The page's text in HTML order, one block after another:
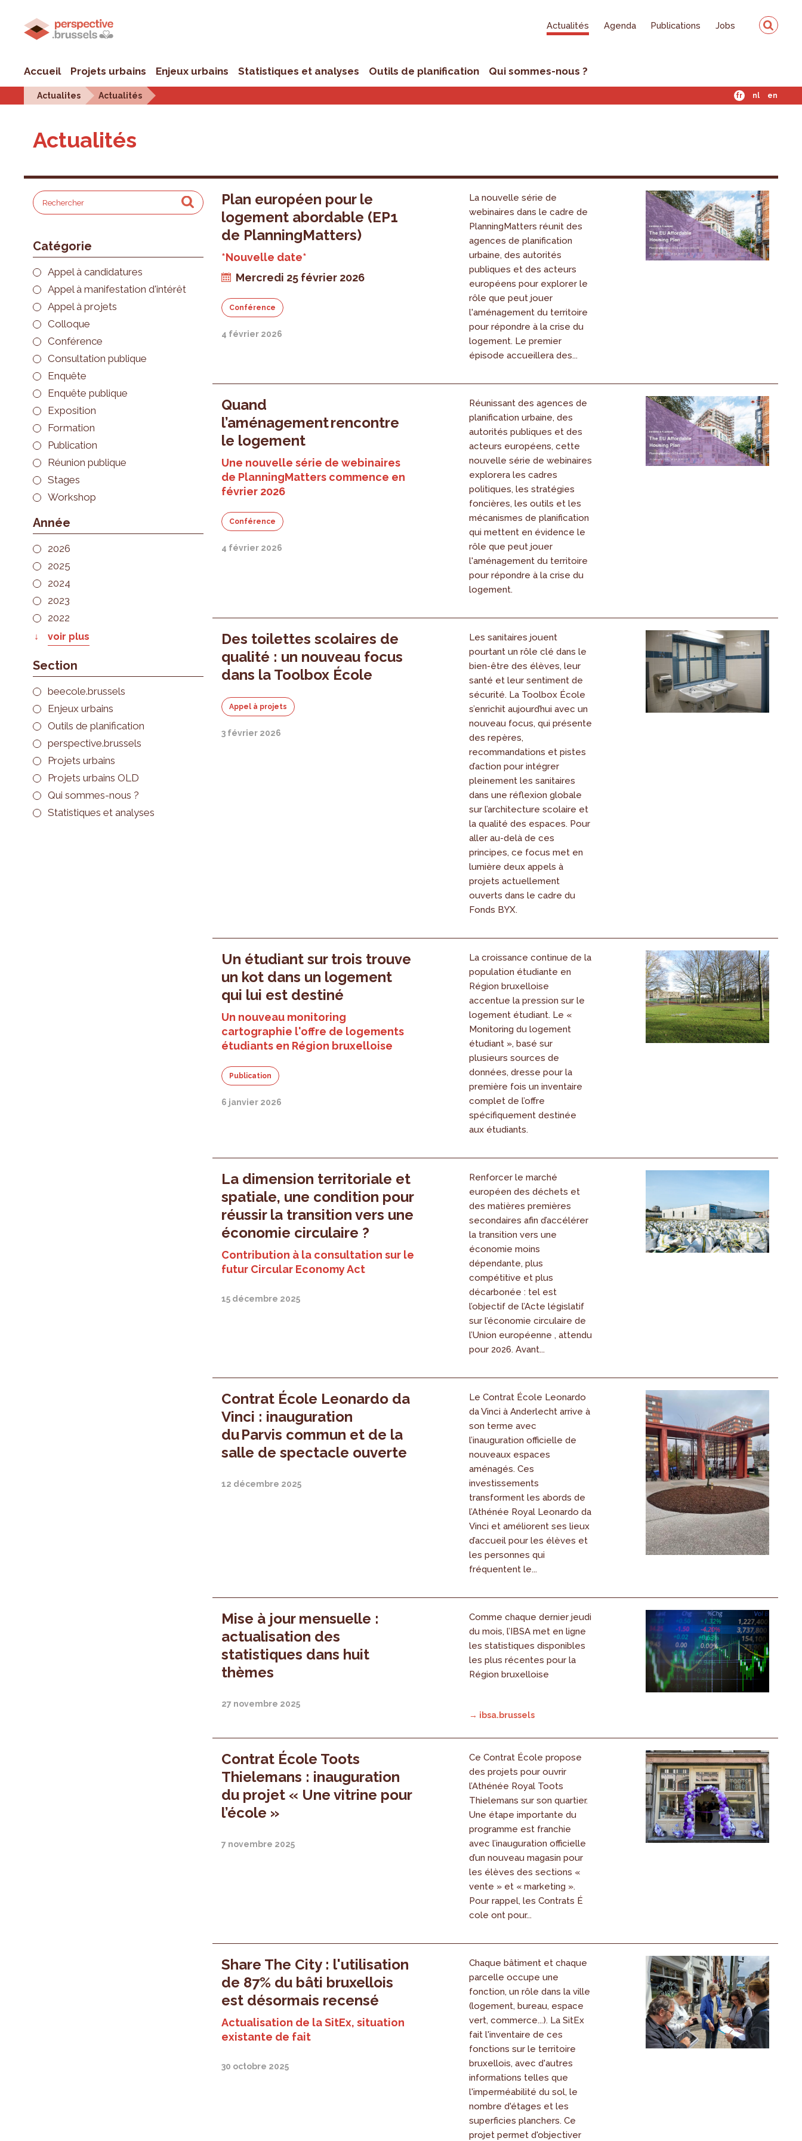
Actualités Agenda Publications Jobs
Accueil Projets urbains Enjeux urbains Statistiques et analyses Outils de planification Qui sommes-nous ?
Actualites Actualités fr nl en
Actualités
Catégorie
Appel à candidatures
Appel à manifestation d'intérêt
Appel à projets
Colloque
Conférence
Consultation publique
Enquête
Enquête publique
Exposition
Formation
Publication
Réunion publique
Stages
Workshop
Année
2026
2025
2024
2023
2022
voir plus
Section
beecole.brussels
Enjeux urbains
Outils de planification
perspective.brussels
Projets urbains
Projets urbains OLD
Qui sommes-nous ?
Statistiques et analyses
Plan européen pour le
logement abordable (EP1
de PlanningMatters)
*Nouvelle date*
Mercredi 25 février 2026
Conférence
4 février 2026
La nouvelle série de
webinaires dans le cadre de
PlanningMatters réunit des
agences de planification
urbaine, des autorités
publiques et des acteurs
européens pour explorer le
rôle que peut jouer
l'aménagement du territoire
pour répondre à la crise du
logement. Le premier
épisode accueillera des...
Quand
l’aménagement rencontre
le logement
Une nouvelle série de webinaires
de PlanningMatters commence en
février 2026
Conférence
4 février 2026
Réunissant des agences de
planification urbaine, des
autorités publiques et des
acteurs européens, cette
nouvelle série de webinaires
explorera les cadres
politiques, les stratégies
foncières, les outils et les
mécanismes de planification
qui mettent en évidence le
rôle que peut jouer
l'aménagement du territoire
pour répondre à la crise du
logement.
Des toilettes scolaires de
qualité : un nouveau focus
dans la Toolbox École
Appel à projets
3 février 2026
Les sanitaires jouent
pourtant un rôle clé dans le
bien-être des élèves, leur
santé et leur sentiment de
sécurité. La Toolbox École
s’enrichit aujourd’hui avec un
nouveau focus, qui présente
des repères,
recommandations et pistes
d’action pour intégrer
pleinement les sanitaires
dans une réflexion globale
sur l’architecture scolaire et
la qualité des espaces. Pour
aller au-delà de ces
principes, ce focus met en
lumière deux appels à
projets actuellement
ouverts dans le cadre du
Fonds BYX.
Un étudiant sur trois trouve
un kot dans un logement
qui lui est destiné
Un nouveau monitoring
cartographie l'offre de logements
étudiants en Région bruxelloise
Publication
6 janvier 2026
La croissance continue de la
population étudiante en
Région bruxelloise
accentue la pression sur le
logement étudiant. Le «
Monitoring du logement
étudiant », basé sur
plusieurs sources de
données, dresse pour la
première fois un inventaire
complet de l’offre
spécifiquement destinée
aux étudiants.
La dimension territoriale et
spatiale, une condition pour
réussir la transition vers une
économie circulaire ?
Contribution à la consultation sur le
futur Circular Economy Act
15 décembre 2025
Renforcer le marché
européen des déchets et
des matières premières
secondaires afin d’accélérer
la transition vers une
économie moins
dépendante, plus
compétitive et plus
décarbonée : tel est
l’objectif de l’Acte législatif
sur l’économie circulaire de
l’Union européenne , attendu
pour 2026. Avant...
Contrat École Leonardo da
Vinci : inauguration
du Parvis commun et de la
salle de spectacle ouverte
12 décembre 2025
Le Contrat École Leonardo
da Vinci à Anderlecht arrive à
son terme avec
l’inauguration officielle de
nouveaux espaces
aménagés. Ces
investissements
transforment les abords de
l’Athénée Royal Leonardo da
Vinci et améliorent ses lieux
d’accueil pour les élèves et
les personnes qui
fréquentent le...
Mise à jour mensuelle :
actualisation des
statistiques dans huit
thèmes
27 novembre 2025
Comme chaque dernier jeudi
du mois, l’IBSA met en ligne
les statistiques disponibles
les plus récentes pour la
Région bruxelloise
→ ibsa.brussels
Contrat École Toots
Thielemans : inauguration
du projet « Une vitrine pour
l’école »
7 novembre 2025
Ce Contrat École propose
des projets pour ouvrir
l’Athénée Royal Toots
Thielemans sur son quartier.
Une étape importante du
programme est franchie
avec l’inauguration officielle
d’un nouveau magasin pour
les élèves des sections «
vente » et « marketing ».
Pour rappel, les Contrats É
cole ont pour...
Share The City : l'utilisation
de 87% du bâti bruxellois
est désormais recensé
Actualisation de la SitEx, situation
existante de fait
30 octobre 2025
Chaque bâtiment et chaque
parcelle occupe une
fonction, un rôle dans la ville
(logement, bureau, espace
vert, commerce...). La SitEx
fait l'inventaire de ces
fonctions sur le territoire
bruxellois, avec d'autres
informations telles que
l'imperméabilité du sol, le
nombre d'étages et les
superficies planchers. Ce
projet permet d'objectiver